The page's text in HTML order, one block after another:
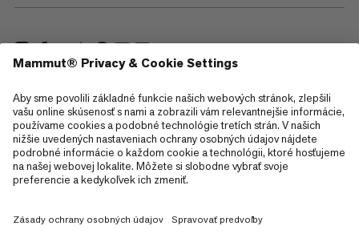
—
Sitemap
Cookies
Právne informácie